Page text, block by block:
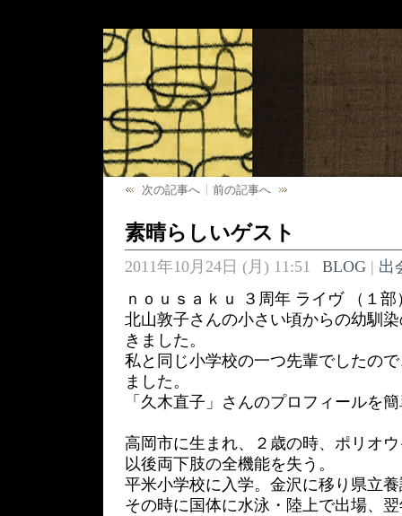
次の記事へ 前の記事へ
素晴らしいゲスト
2011年10月24日 (月) 11:51 BLOG| 出
ｎｏｕｓａｋｕ ３周年 ライヴ （１部
北山敦子さんの小さい頃からの幼馴
きました。
私と同じ小学校の一つ先輩でしたの
ました。
「久木直子」さんのプロフィールを
高岡市に生まれ、２歳の時、ポリオ
以後両下肢の全機能を失う。
平米小学校に入学。金沢に移り県立
その時に国体に水泳・陸上で出場、